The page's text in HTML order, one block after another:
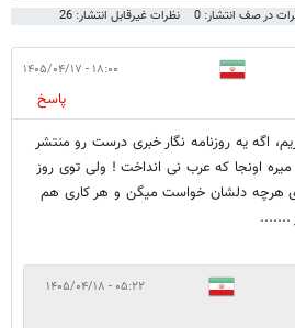
در صف انتشار: 0 نظرات غیرقابل انتشار: 26
۱۸:۰۰ - ۱۴۰۵/۰۴/۱۷
پاسخ
اگه یه روزنامه نگار خبری درست رو منتشر
اونجا که عرب نی انداخت ! ولی توی روز
هرچه دلشان خواست میگن و هر کاری هم
.......
۰۵:۲۲ - ۱۴۰۵/۰۴/۱۸